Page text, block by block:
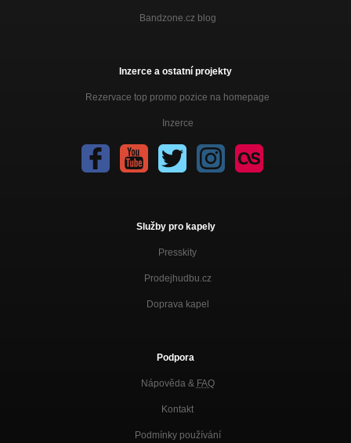
Bandzone.cz blog
Inzerce a ostatní projekty
Rezervace top promo pozice na homepage
Inzerce
Služby pro kapely
Presskity
Prodejhudbu.cz
Doprava kapel
Podpora
Nápověda & FAQ
Kontakt
Podmínky používání